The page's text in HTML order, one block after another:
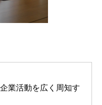
業活動を広く周知す